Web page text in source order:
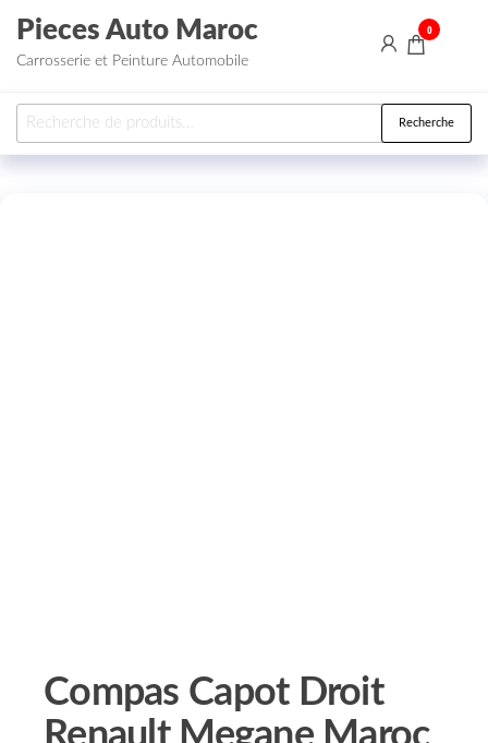
Aller au contenu
Pieces Auto Maroc
Carrosserie et Peinture Automobile
0
Recherche pour : Recherche
Compas Capot Droit